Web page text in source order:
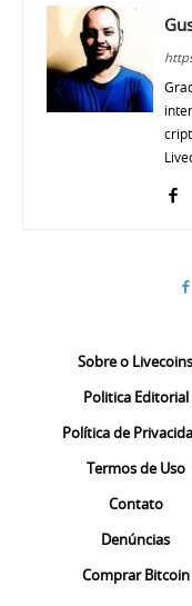
Sobre o Livecoins
Politica Editorial
Política de
Termos de Uso
Contato
Denúncias
Comprar Bitcoin